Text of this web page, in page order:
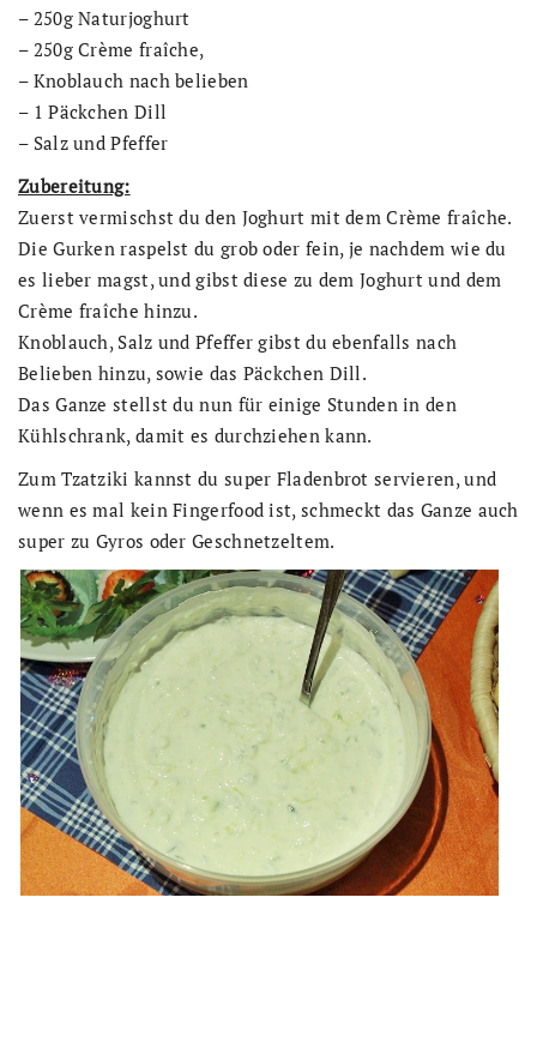
– 250g Naturjoghurt
– 250g Crème fraîche,
– Knoblauch nach belieben
– 1 Päckchen Dill
– Salz und Pfeffer
Zubereitung:
Zuerst vermischst du den Joghurt mit dem Crème fraîche.
Die Gurken raspelst du grob oder fein, je nachdem wie du
es lieber magst, und gibst diese zu dem Joghurt und dem
Crème fraîche hinzu.
Knoblauch, Salz und Pfeffer gibst du ebenfalls nach
Belieben hinzu, sowie das Päckchen Dill.
Das Ganze stellst du nun für einige Stunden in den
Kühlschrank, damit es durchziehen kann.
Zum Tzatziki kannst du super Fladenbrot servieren, und
wenn es mal kein Fingerfood ist, schmeckt das Ganze auch
super zu Gyros oder Geschnetzeltem.